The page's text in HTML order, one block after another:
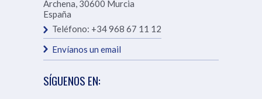
Archena, 30600 Murcia
España
Teléfono: +34 968 67 11 12
Envíanos un email
SÍGUENOS EN: